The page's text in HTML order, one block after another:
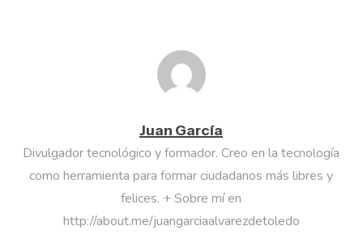
Juan García
Divulgador tecnológico y formador. Creo en la tecnología
como herramienta para formar ciudadanos más libres y
felices. + Sobre mí en
http://about.me/juangarciaalvarezdetoledo